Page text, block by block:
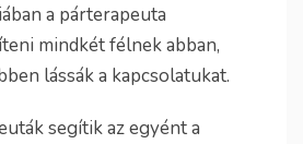
a párterapeuta
mindkét félnek abban,
lássák a kapcsolatukat.
segítik az egyént a